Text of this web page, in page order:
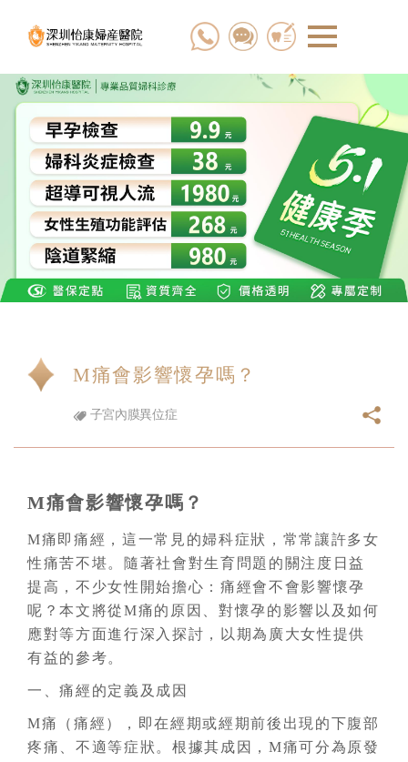
M痛會影響懷孕嗎？
子宮內膜異位症
M痛會影響懷孕嗎？
M痛即痛經，這一常見的婦科症狀，常常讓許多女
性痛苦不堪。隨著社會對生育問題的關注度日益
提高，不少女性開始擔心：痛經會不會影響懷孕
呢？本文將從M痛的原因、對懷孕的影響以及如何
應對等方面進行深入探討，以期為廣大女性提供
有益的參考。
一、痛經的定義及成因
M痛（痛經），即在經期或經期前後出現的下腹部
疼痛、不適等症狀。根據其成因，M痛可分為原發